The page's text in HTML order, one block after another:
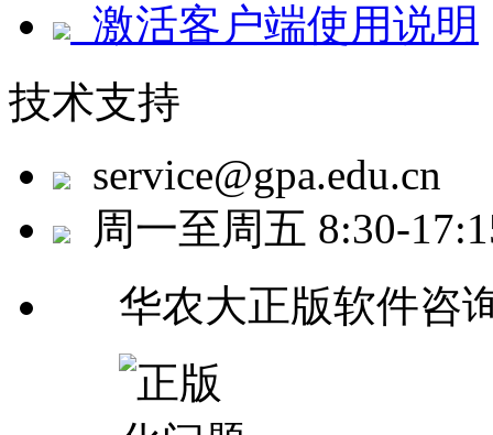
激活客户端使用说明
技术支持
service@gpa.edu.cn
周一至周五 8:30-
华农大正版软件咨